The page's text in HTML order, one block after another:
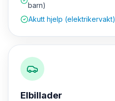
barn)
Akutt hjelp (elektrikervakt)
Elbillader